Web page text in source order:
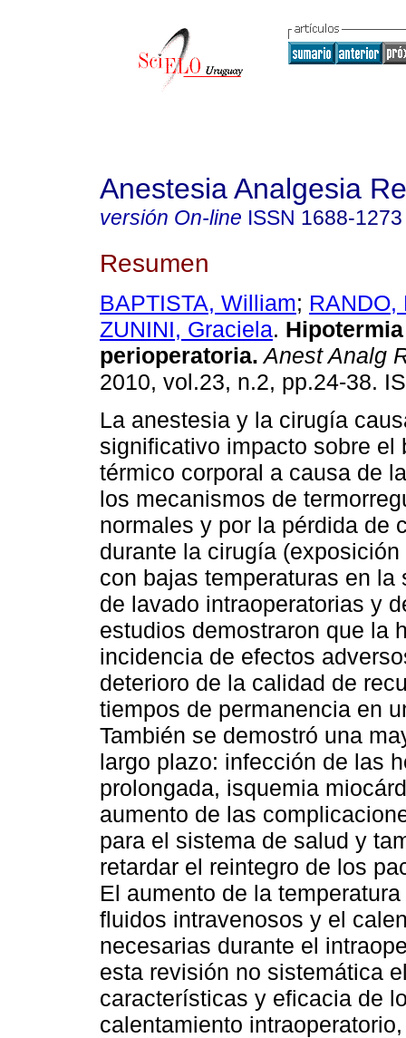
Anestesia Analgesia
versión On-line ISSN 1688-1273
Resumen
BAPTISTA, William; RANDO,
ZUNINI, Graciela. Hipotermia
perioperatoria. Anest Analg
2010, vol.23, n.2, pp.24-38.
La anestesia y la cirugía
significativo impacto sobre el
térmico corporal a causa de
los mecanismos de
normales y por la pérdida de
durante la cirugía
con bajas temperaturas en
de lavado intraoperatorias y
estudios demostraron que la
incidencia de efectos
deterioro de la calidad de
tiempos de permanencia en
También se demostró una
largo plazo: infección de las
prolongada, isquemia
aumento de las
para el sistema de salud y
retardar el reintegro de los
El aumento de la
fluidos intravenosos y el
necesarias durante el
esta revisión no sistemática
características y eficacia de
calentamiento